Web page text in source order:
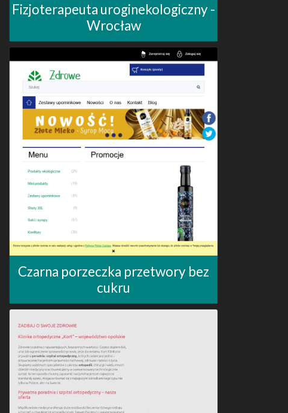
Fizjoterapeuta uroginekologiczny -
Wrocław
Czarna porzeczka przetwory bez
cukru